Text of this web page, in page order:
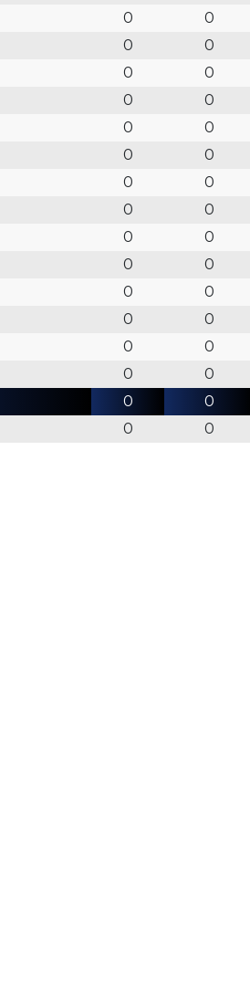
0 0
0 0
0 0
0 0
0 0
0 0
0 0
0 0
0 0
0 0
0 0
0 0
0 0
0 0
0 0
0 0